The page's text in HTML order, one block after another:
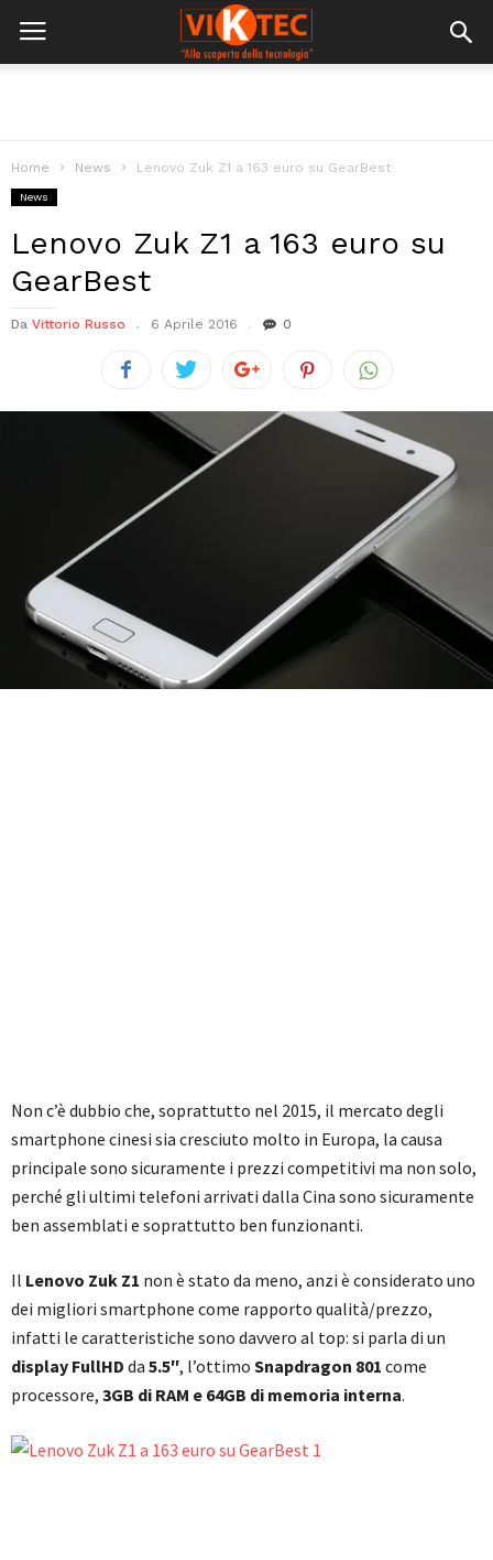
Home News Lenovo Zuk Z1 a 163 euro su GearBest
News
Lenovo Zuk Z1 a 163 euro su
GearBest
Da Vittorio Russo 6 Aprile 2016 0
Non c’è dubbio che, soprattutto nel 2015, il mercato degli
smartphone cinesi sia cresciuto molto in Europa, la causa
principale sono sicuramente i prezzi competitivi ma non solo,
perché gli ultimi telefoni arrivati dalla Cina sono sicuramente
ben assemblati e soprattutto ben funzionanti.
Il Lenovo Zuk Z1 non è stato da meno, anzi è considerato uno
dei migliori smartphone come rapporto qualità/prezzo,
infatti le caratteristiche sono davvero al top: si parla di un
display FullHD da 5.5″, l’ottimo Snapdragon 801 come
processore, 3GB di RAM e 64GB di memoria interna.